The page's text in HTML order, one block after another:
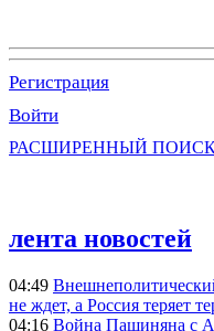
Регистрация
Войти
РАСШИРЕННЫЙ
лента новостей
04:49
не ждет, а Россия теряет
04:16 Война Пашиняна с